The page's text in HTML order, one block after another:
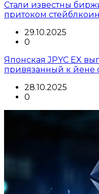
Стали известны
притоком
29.10.2025
0
Японская JPYC EX
привязанный к йене
28.10.2025
0